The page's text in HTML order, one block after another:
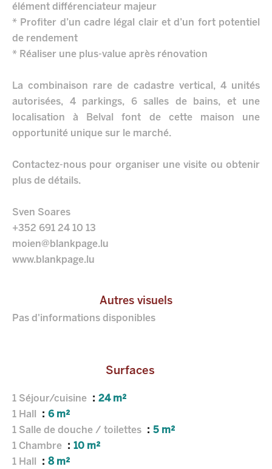
élément différenciateur majeur
* Profiter d’un cadre légal clair et d’un fort potentiel
de rendement
* Réaliser une plus-value après rénovation
La combinaison rare de cadastre vertical, 4 unités
autorisées, 4 parkings, 6 salles de bains, et une
localisation à Belval font de cette maison une
opportunité unique sur le marché.
Contactez-nous pour organiser une visite ou obtenir
plus de détails.
Sven Soares
+352 691 24 10 13
moien@blankpage.lu
www.blankpage.lu
Autres visuels
Pas d'informations disponibles
Surfaces
1 Séjour/cuisine
24 m²
1 Hall
6 m²
1 Salle de douche / toilettes
5 m²
1 Chambre
10 m²
1 Hall
8 m²